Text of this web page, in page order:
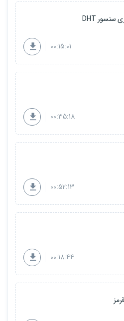
00:15:01
00:35:18
00:52:13
00:18:44